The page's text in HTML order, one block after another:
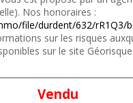
Nos honoraires :
file/durdent/632/rR1Q3/
sur les risques
sur le site
Vendu